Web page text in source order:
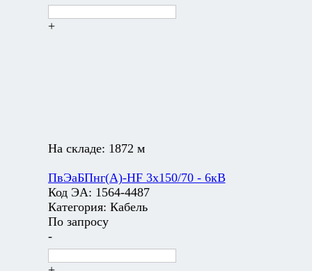
+
На складе: 1872 м
ПвЭаБПнг(А)-HF 3х150/70 - 6кВ
Код ЭА: 1564-4487
Категория: Кабель
По запросу
-